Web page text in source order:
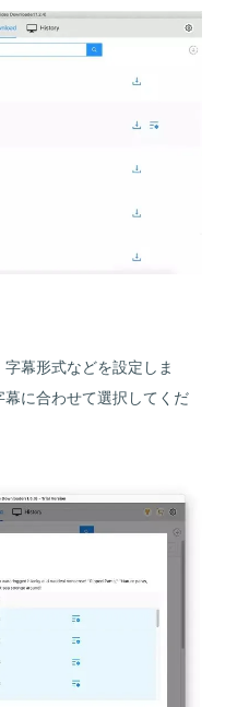
幕形式などを設定しま
に合わせて選択してくだ